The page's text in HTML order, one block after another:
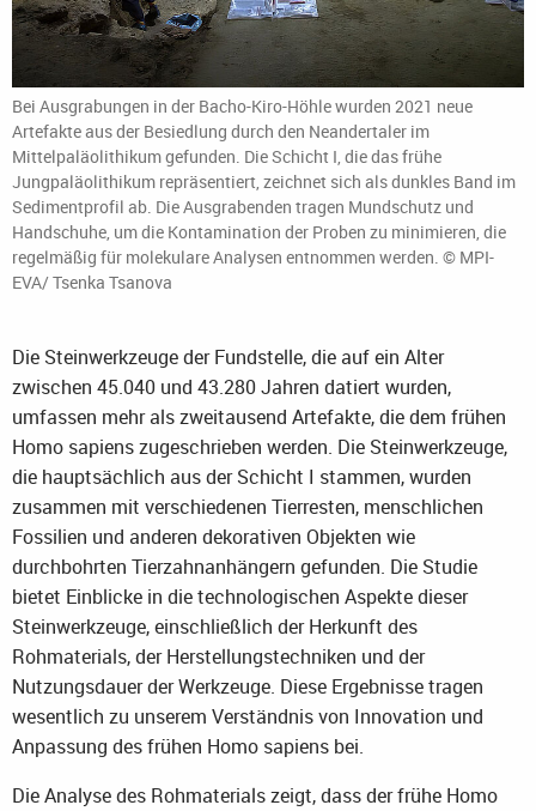
Bei Ausgrabungen in der Bacho-Kiro-Höhle wurden 2021 neue
Artefakte aus der Besiedlung durch den Neandertaler im
Mittelpaläolithikum gefunden. Die Schicht I, die das frühe
Jungpaläolithikum repräsentiert, zeichnet sich als dunkles Band im
Sedimentprofil ab. Die Ausgrabenden tragen Mundschutz und
Handschuhe, um die Kontamination der Proben zu minimieren, die
regelmäßig für molekulare Analysen entnommen werden. © MPI-
EVA/ Tsenka Tsanova
Die Steinwerkzeuge der Fundstelle, die auf ein Alter
zwischen 45.040 und 43.280 Jahren datiert wurden,
umfassen mehr als zweitausend Artefakte, die dem frühen
Homo sapiens zugeschrieben werden. Die Steinwerkzeuge,
die hauptsächlich aus der Schicht I stammen, wurden
zusammen mit verschiedenen Tierresten, menschlichen
Fossilien und anderen dekorativen Objekten wie
durchbohrten Tierzahnanhängern gefunden. Die Studie
bietet Einblicke in die technologischen Aspekte dieser
Steinwerkzeuge, einschließlich der Herkunft des
Rohmaterials, der Herstellungstechniken und der
Nutzungsdauer der Werkzeuge. Diese Ergebnisse tragen
wesentlich zu unserem Verständnis von Innovation und
Anpassung des frühen Homo sapiens bei.
Die Analyse des Rohmaterials zeigt, dass der frühe Homo